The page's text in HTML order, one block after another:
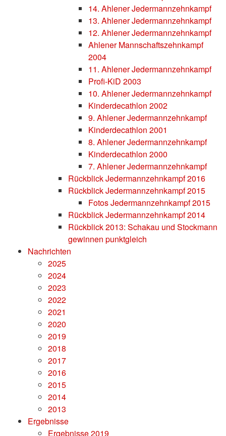
14. Ahlener Jedermannzehnkampf
13. Ahlener Jedermannzehnkampf
12. Ahlener Jedermannzehnkampf
Ahlener Mannschaftszehnkampf
2004
11. Ahlener Jedermannzehnkampf
Profi-KiD 2003
10. Ahlener Jedermannzehnkampf
Kinderdecathlon 2002
9. Ahlener Jedermannzehnkampf
Kinderdecathlon 2001
8. Ahlener Jedermannzehnkampf
Kinderdecathlon 2000
7. Ahlener Jedermannzehnkampf
Rückblick Jedermannzehnkampf 2016
Rückblick Jedermannzehnkampf 2015
Fotos Jedermannzehnkampf 2015
Rückblick Jedermannzehnkampf 2014
Rückblick 2013: Schakau und Stockmann
gewinnen punktgleich
Nachrichten
2025
2024
2023
2022
2021
2020
2019
2018
2017
2016
2015
2014
2013
Ergebnisse
Ergebnisse 2019